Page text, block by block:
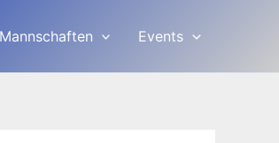
Mannschaften Events